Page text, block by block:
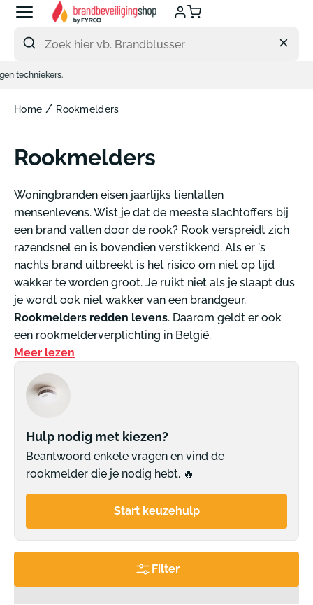
Meteen
naar
content
Home / Rookmelders
Rookmelders
Woningbranden eisen jaarlijks tientallen
mensenlevens. Wist je dat de meeste slachtoffers bij
een brand vallen door de rook? Rook verspreidt zich
razendsnel en is bovendien verstikkend. Als er 's
nachts brand uitbreekt is het risico om niet op tijd
wakker te worden groot. Je ruikt niet als je slaapt dus
je wordt ook niet wakker van een brandgeur.
Rookmelders redden levens. Daarom geldt er ook
een rookmelderverplichting in België.
Meer lezen
Hulp nodig met kiezen?
Beantwoord enkele vragen en vind de
rookmelder die je nodig hebt. 🔥
Start keuzehulp
Filter